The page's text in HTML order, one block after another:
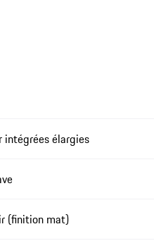
intégrées élargies
(finition mat)